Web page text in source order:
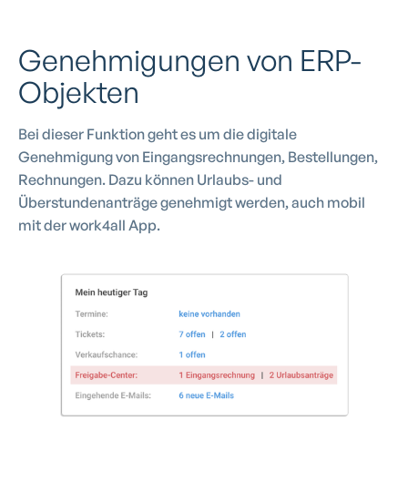
Genehmigungen von ERP-
Objekten
Bei dieser Funktion geht es um die digitale
Genehmigung von Eingangsrechnungen, Bestellungen,
Rechnungen. Dazu können Urlaubs- und
Überstundenanträge genehmigt werden, auch mobil
mit der work4all App.